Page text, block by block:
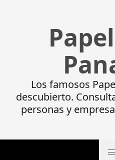
Los famosos
descubierto.
personas y